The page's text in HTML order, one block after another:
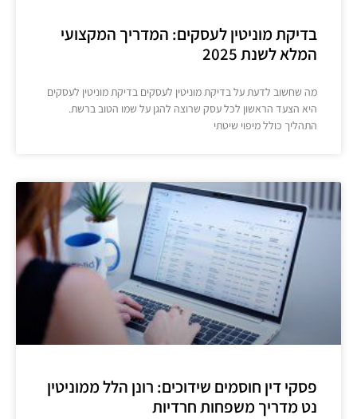
בדיקת מוניטין לעסקים: המדריך המקצועי
המלא לשנת 2025
מה שחשוב לדעת על בדיקת מוניטין לעסקים בדיקת מוניטין לעסקים
היא הצעד הראשון לכל עסק שרוצה להגן על שמו הטוב ברשת.
התהליך כולל מיפוי שיטתי
פסקי דין חוסמים שידוכים: רונן הלל ממוניטין
נט מדריך משפחות חרדיות